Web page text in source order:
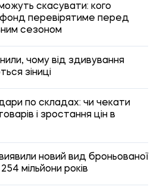
до 1 000 гривень
отримає кошти та коли
масове вбивство
віллі
екстремальну
градусів: температурні
вперше з 1963 року
під сумнів міф про
птаха додо
на півдні України